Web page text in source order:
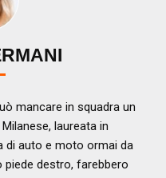
mancare in squadra un
laureata in
di auto e moto ormai da
piede destro, farebbero